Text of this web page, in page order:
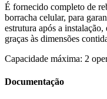
É fornecido completo de
borracha celular, para
estrutura após a
graças às dimensões
Capacidade máxima: 2
Documentação